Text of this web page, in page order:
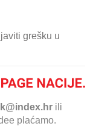
grešku u
ili
plaćamo.